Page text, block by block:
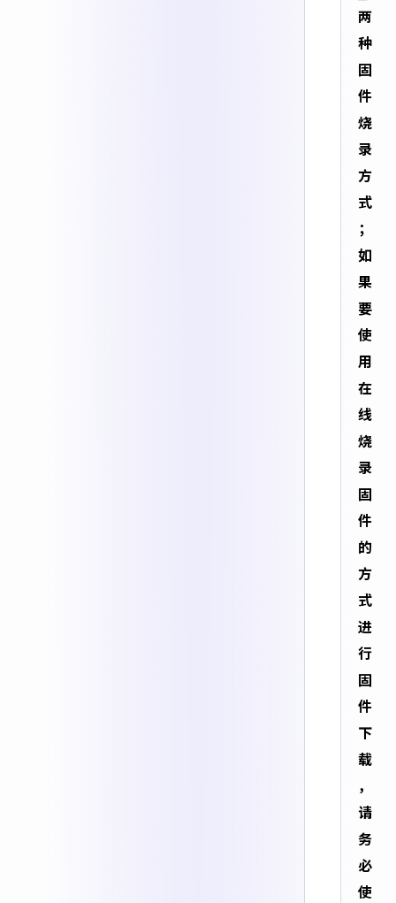
两
种
固
件
烧
录
方
式
；
如
果
要
使
用
在
线
烧
录
固
件
的
方
式
进
行
固
件
下
载
，
请
务
必
使